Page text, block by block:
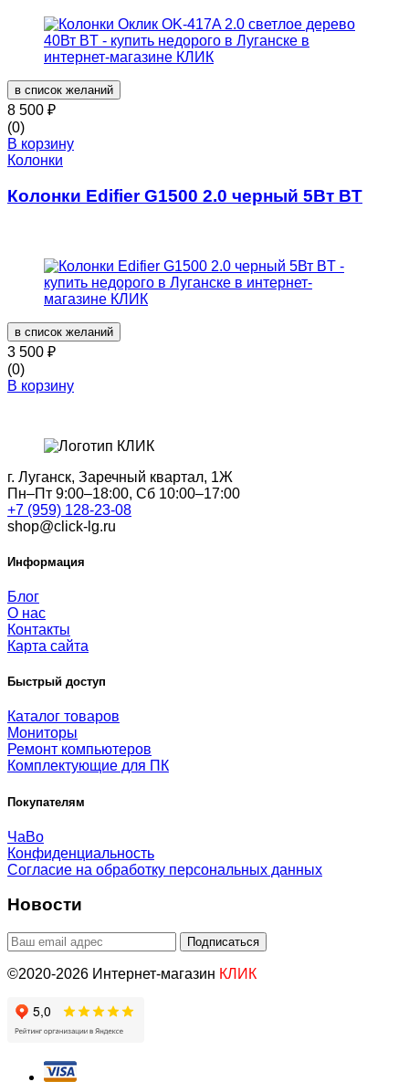
в список желаний
8 500 ₽
(0)
В корзину
Колонки
Колонки Edifier G1500 2.0 черный 5Вт BT
в список желаний
3 500 ₽
(0)
В корзину
г. Луганск, Заречный квартал, 1Ж
Пн–Пт 9:00–18:00, Сб 10:00–17:00
+7 (959) 128-23-08
shop@click-lg.ru
Информация
Блог
О нас
Контакты
Карта сайта
Быстрый доступ
Каталог товаров
Мониторы
Ремонт компьютеров
Комплектующие для ПК
Покупателям
ЧаВо
Конфиденциальность
Согласие на обработку персональных данных
Новости
©2020-2026 Интернет-магазин КЛИК